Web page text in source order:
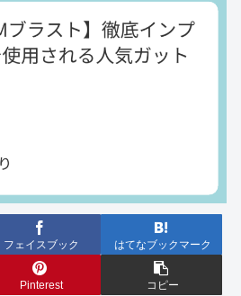
フェイスブック はてなブックマーク
Pinterest コピー